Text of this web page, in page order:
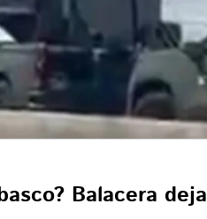
Balacera deja